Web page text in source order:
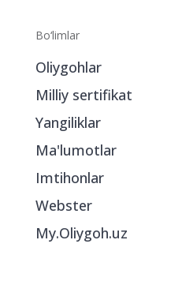
Bo‘limlar
Oliygohlar
Milliy sertifikat
Yangiliklar
Ma'lumotlar
Imtihonlar
Webster
My.Oliygoh.uz